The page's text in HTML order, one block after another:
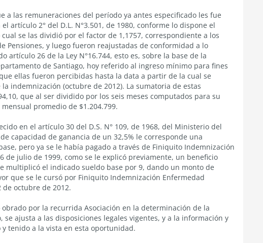
a las remuneraciones del período ya antes especificado les fue
artículo 2° del D.L. N°3.501, de 1980, conforme lo dispone el
se las dividió por el factor de 1,1757, correspondiente a los
Pensiones, y luego fueron reajustadas de conformidad a lo
artículo 26 de la Ley N°16.744, esto es, sobre la base de la
de Santiago, hoy referido al ingreso mínimo para fines
ellas fueron percibidas hasta la data a partir de la cual se
indemnización (octubre de 2012). La sumatoria de estas
que al ser dividido por los seis meses computados para su
promedio de $1.204.799.
en el artículo 30 del D.S. N° 109, de 1968, del Ministerio del
capacidad de ganancia de un 32,5% le corresponde una
pero ya se le había pagado a través de Finiquito Indemnización
de julio de 1999, como se le explicó previamente, un beneficio
multiplicó el indicado sueldo base por 9, dando un monto de
que se le cursó por Finiquito Indemnización Enfermedad
de octubre de 2012.
por la recurrida Asociación en la determinación de la
ajusta a las disposiciones legales vigentes, y a la información y
tenido a la vista en esta oportunidad.